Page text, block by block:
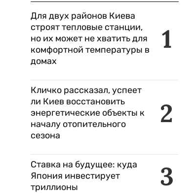
1
Для двух районов Киева
строят тепловые станции,
но их может не хватить для
комфортной температуры в
домах
2
Кличко рассказал, успеет
ли Киев восстановить
энергетические объекты к
началу отопительного
сезона
3
Ставка на будущее: куда
Япония инвестирует
триллионы